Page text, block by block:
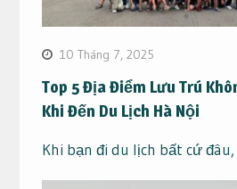
10 Tháng 7, 2025
Top 5 Địa Điểm Lưu Trú
Khi Đến Du Lịch Hà Nội
Khi bạn đi du lịch bất cứ